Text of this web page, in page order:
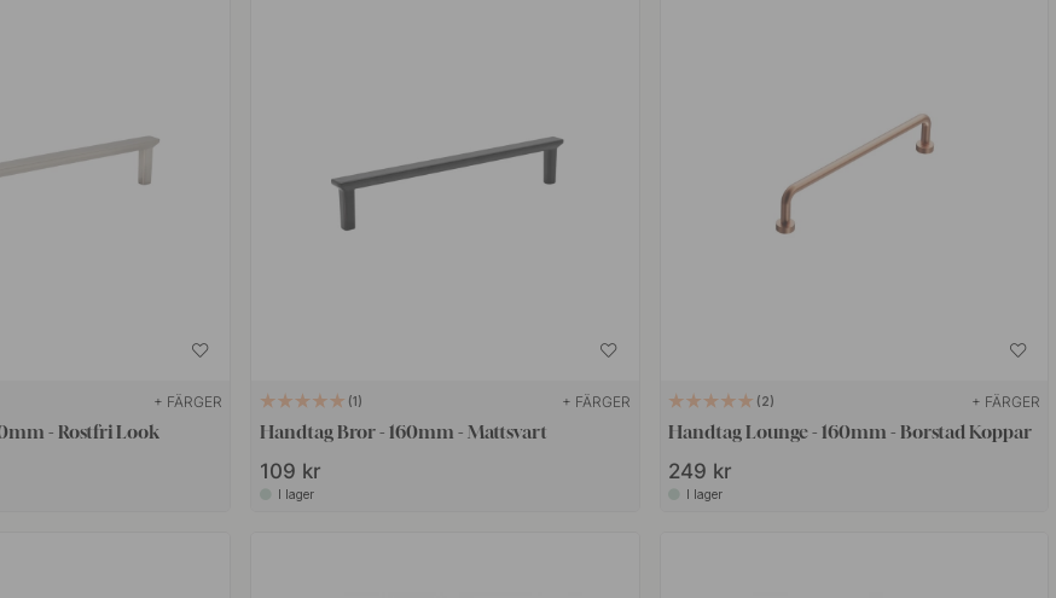
+ FÄRGER
- Rostfri Look
1 + FÄRGER
Handtag Bror - 160mm - Mattsvart
109 kr
I lager
2 + FÄRGER
Handtag Lounge - 160mm - Borstad Koppar
249 kr
I lager